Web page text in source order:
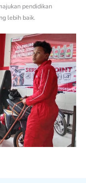
pendidikan
lebih baik.